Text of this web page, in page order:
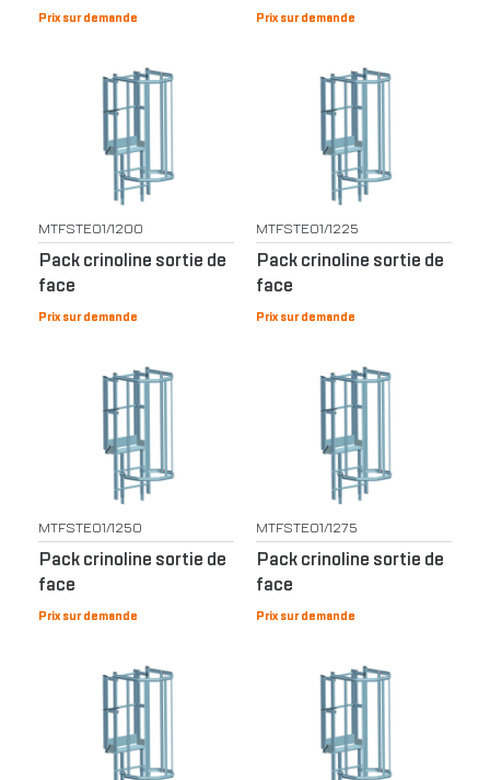
Prix sur demande Prix sur demande
MTFSTE01/1200
Pack crinoline sortie de
face
Prix sur demande
MTFSTE01/1225
Pack crinoline sortie de
face
Prix sur demande
MTFSTE01/1250
Pack crinoline sortie de
face
Prix sur demande
MTFSTE01/1275
Pack crinoline sortie de
face
Prix sur demande